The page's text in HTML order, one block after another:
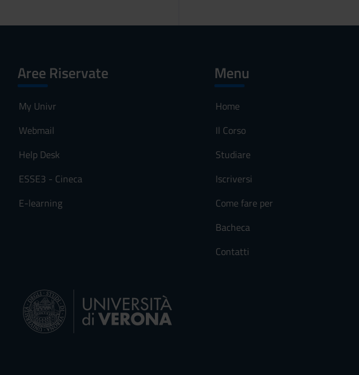
Aree Riservate
My Univr
Webmail
Help Desk
ESSE3 - Cineca
E-learning
Menu
Home
Il Corso
Studiare
Iscriversi
Come fare per
Bacheca
Contatti